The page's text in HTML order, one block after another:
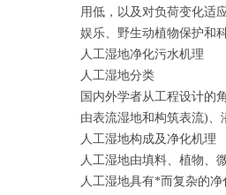
用低，以及对负荷变化适
娱乐、野生动植物保护和
人工湿地净化污水机理
人工湿地分类
国内外学者从工程设计的
由表流湿地和构筑表流)
人工湿地构成及净化机理
人工湿地由填料、植物、
人工湿地具有*而复杂的